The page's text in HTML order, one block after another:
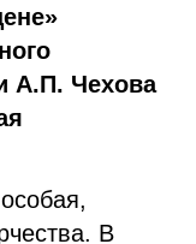
А.П. Чехова
В